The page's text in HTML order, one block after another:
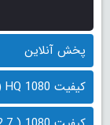
پخش آنلاین
کیفیت 1080 HQ ( 3.7 گیگابایت)